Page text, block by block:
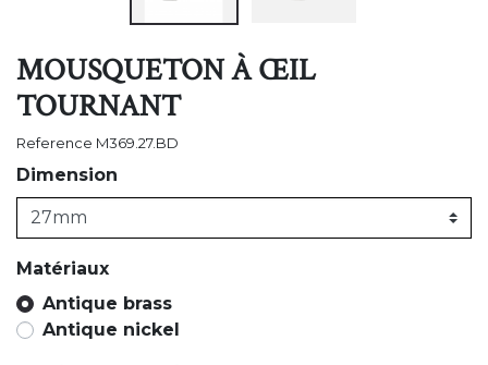
MOUSQUETON À ŒIL
TOURNANT
Reference M369.27.BD
Dimension
Matériaux
Antique brass
Antique nickel